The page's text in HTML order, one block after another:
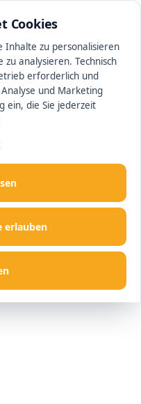
Cookies
Inhalte zu personalisieren
analysieren. Technisch
erforderlich und
und Marketing
ein, die Sie jederzeit
erlauben